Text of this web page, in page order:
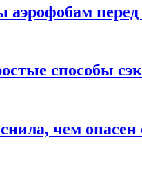
аэрофобам
способы
чем опасен